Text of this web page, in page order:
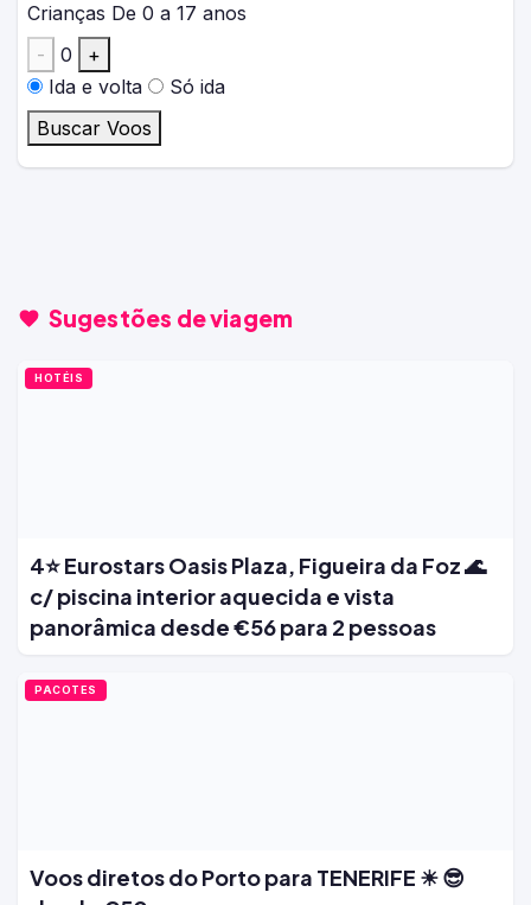
Crianças De 0 a 17 anos
-
0
+
Ida e volta
Só ida
Buscar Voos
Sugestões de viagem
HOTÉIS
4⭐ Eurostars Oasis Plaza, Figueira da Foz 🌊
c/ piscina interior aquecida e vista
panorâmica desde €56 para 2 pessoas
PACOTES
Voos diretos do Porto para TENERIFE ☀ 😎